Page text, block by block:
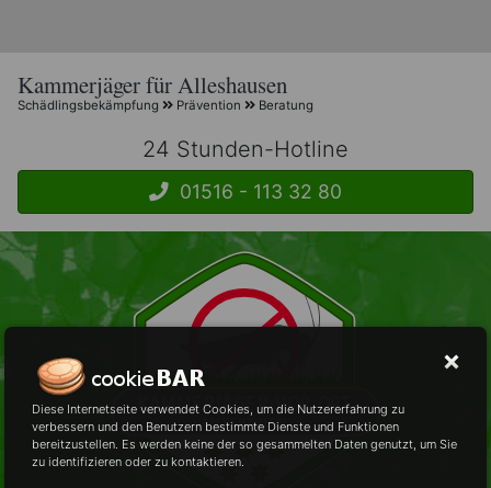
Kammerjäger für Alleshausen
Schädlingsbekämpfung Prävention Beratung
24 Stunden-Hotline
01516 - 113 32 80
Diese Internetseite verwendet Cookies, um die Nutzererfahrung zu
verbessern und den Benutzern bestimmte Dienste und Funktionen
bereitzustellen. Es werden keine der so gesammelten Daten genutzt, um Sie
zu identifizieren oder zu kontaktieren.